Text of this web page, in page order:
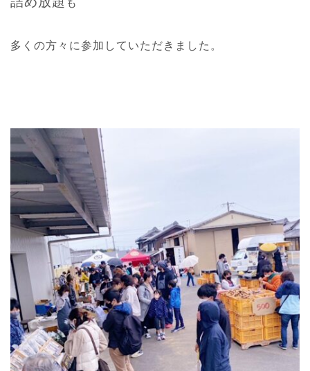
も
多くの方々に参加していただきました。